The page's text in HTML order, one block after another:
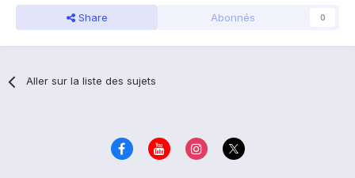
Share Abonnés 0
Aller sur la liste des sujets